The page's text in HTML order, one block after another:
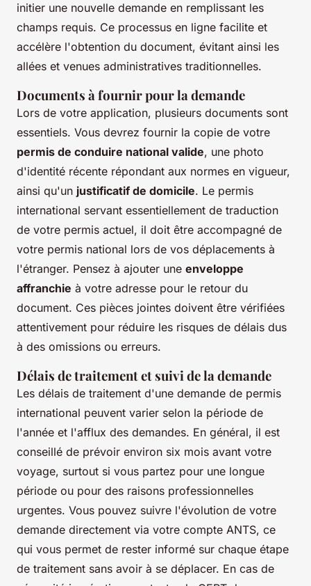
initier une nouvelle demande en remplissant les
champs requis. Ce processus en ligne facilite et
accélère l'obtention du document, évitant ainsi les
allées et venues administratives traditionnelles.
Documents à fournir pour la demande
Lors de votre application, plusieurs documents sont
essentiels. Vous devrez fournir la copie de votre
permis de conduire national valide, une photo
d'identité récente répondant aux normes en vigueur,
ainsi qu'un justificatif de domicile. Le permis
international servant essentiellement de traduction
de votre permis actuel, il doit être accompagné de
votre permis national lors de vos déplacements à
l'étranger. Pensez à ajouter une enveloppe
affranchie à votre adresse pour le retour du
document. Ces pièces jointes doivent être vérifiées
attentivement pour réduire les risques de délais dus
à des omissions ou erreurs.
Délais de traitement et suivi de la demande
Les délais de traitement d'une demande de permis
international peuvent varier selon la période de
l'année et l'afflux des demandes. En général, il est
conseillé de prévoir environ six mois avant votre
voyage, surtout si vous partez pour une longue
période ou pour des raisons professionnelles
urgentes. Vous pouvez suivre l'évolution de votre
demande directement via votre compte ANTS, ce
qui vous permet de rester informé sur chaque étape
de traitement sans avoir à se déplacer. En cas de